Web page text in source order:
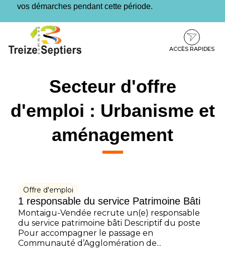
vos démarches pendant cette période.
contenu
pied
ACCÈS RAPIDES
Secteur d'offre
d'emploi : Urbanisme et
aménagement
Offre d'emploi
1 responsable du service Patrimoine Bâti
Montaigu-Vendée recrute un(e) responsable
du service patrimoine bâti Descriptif du poste
Pour accompagner le passage en
Communauté d’Agglomération de...